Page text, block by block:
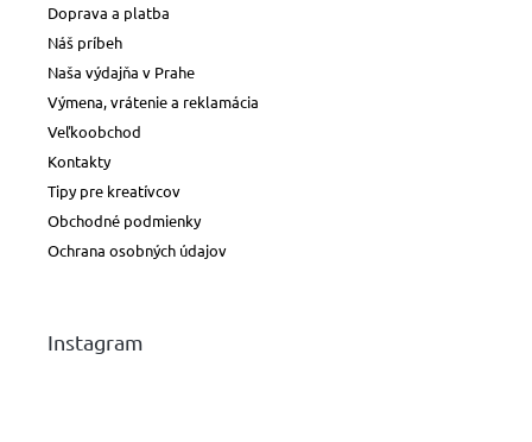
Doprava a platba
Náš príbeh
Naša výdajňa v Prahe
Výmena, vrátenie a reklamácia
Veľkoobchod
Kontakty
Tipy pre kreatívcov
Obchodné podmienky
Ochrana osobných údajov
Instagram